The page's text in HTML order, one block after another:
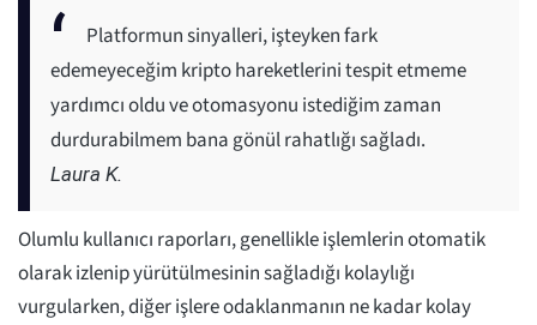
Platformun sinyalleri, işteyken fark
edemeyeceğim kripto hareketlerini tespit etmeme
yardımcı oldu ve otomasyonu istediğim zaman
durdurabilmem bana gönül rahatlığı sağladı.
Laura K.
Olumlu kullanıcı raporları, genellikle işlemlerin otomatik
olarak izlenip yürütülmesinin sağladığı kolaylığı
vurgularken, diğer işlere odaklanmanın ne kadar kolay